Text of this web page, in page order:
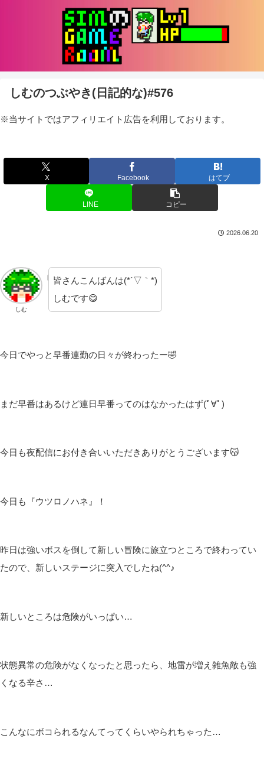
しむのつぶやき(日記的な)#576
※当サイトではアフィリエイト広告を利用しております。
X Facebook はてブ
LINE コピー
2026.06.20
しむ
皆さんこんばんは(*´▽｀*)
しむです😋
今日でやっと早番連勤の日々が終わったー🤣
まだ早番はあるけど連日早番ってのはなかったはず(ﾟ∀ﾟ)
今日も夜配信にお付き合いいただきありがとうございます😽
今日も『ウツロノハネ』！
昨日は強いボスを倒して新しい冒険に旅立つところで終わってい
たので、新しいステージに突入でしたね(^^♪
新しいところは危険がいっぱい…
状態異常の危険がなくなったと思ったら、地雷が増え雑魚敵も強
くなる辛さ…
こんなにボコられるなんてってくらいやられちゃった…